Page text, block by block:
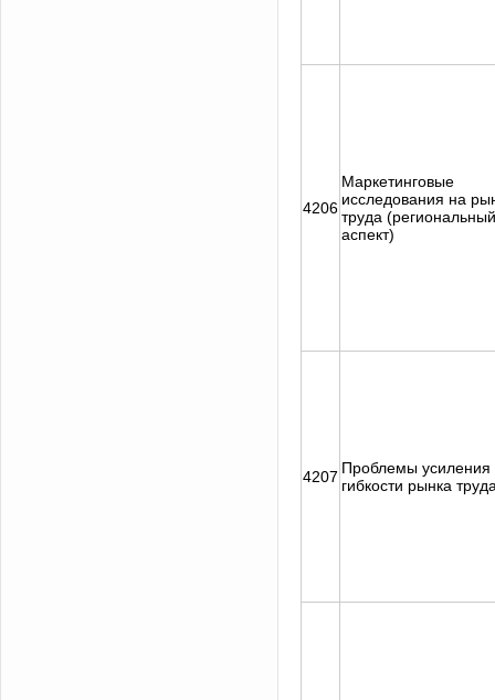
4206
Маркетинговые
исследования на
труда (региональный
аспект)
4207 Проблемы усиления
гибкости рынка